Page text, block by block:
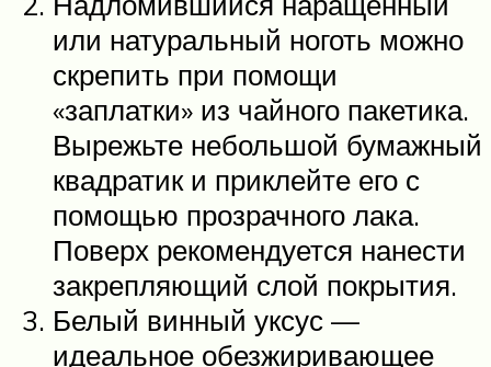
или натуральный ноготь можно
скрепить при помощи
«заплатки» из чайного пакетика.
Вырежьте небольшой бумажный
квадратик и приклейте его с
помощью прозрачного лака.
Поверх рекомендуется нанести
закрепляющий слой покрытия.
Белый винный уксус —
идеальное обезжиривающее